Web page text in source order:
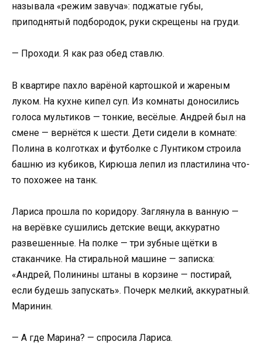
называла «режим завуча»: поджатые губы,
приподнятый подбородок, руки скрещены на груди.
— Проходи. Я как раз обед ставлю.
В квартире пахло варёной картошкой и жареным
луком. На кухне кипел суп. Из комнаты доносились
голоса мультиков — тонкие, весёлые. Андрей был на
смене — вернётся к шести. Дети сидели в комнате:
Полина в колготках и футболке с Лунтиком строила
башню из кубиков, Кирюша лепил из пластилина что-
то похожее на танк.
Лариса прошла по коридору. Заглянула в ванную —
на верёвке сушились детские вещи, аккуратно
развешенные. На полке — три зубные щётки в
стаканчике. На стиральной машине — записка:
«Андрей, Полинины штаны в корзине — постирай,
если будешь запускать». Почерк мелкий, аккуратный.
Маринин.
— А где Марина? — спросила Лариса.